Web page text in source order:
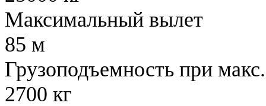
Максимальный вылет
85 м
Грузоподъемность при
2700 кг